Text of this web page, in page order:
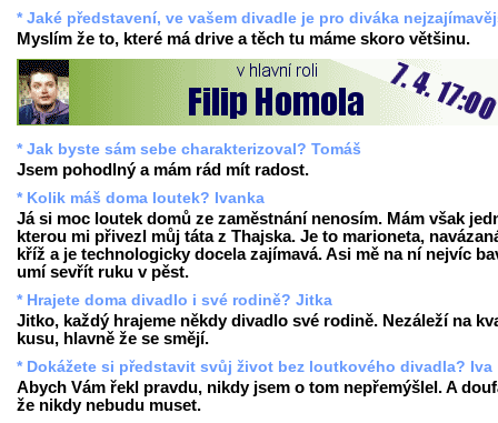
* Jaké představení, ve vašem divadle je pro diváka
Myslím že to, které má drive a těch tu máme skoro většinu.
* Jak byste sám sebe charakterizoval? Tomáš
Jsem pohodlný a mám rád mít radost.
* Kolik máš doma loutek? Ivanka
Já si moc loutek domů ze zaměstnání nenosím. Mám však
kterou mi přivezl můj táta z Thajska. Je to marioneta,
kříž a je technologicky docela zajímavá. Asi mě na ní nejvíc
umí sevřít ruku v pěst.
* Hrajete doma divadlo i své rodině? Jitka
Jitko, každý hrajeme někdy divadlo své rodině. Nezáleží na
kusu, hlavně že se smějí.
* Dokážete si představit svůj život bez loutkového divadla? Iva
Abych Vám řekl pravdu, nikdy jsem o tom nepřemýšlel. A
že nikdy nebudu muset.